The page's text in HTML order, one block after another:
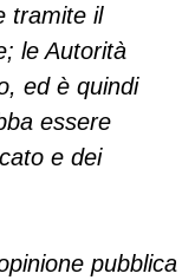
tramite il
le Autorità
ed è quindi
essere
e dei
pubblica